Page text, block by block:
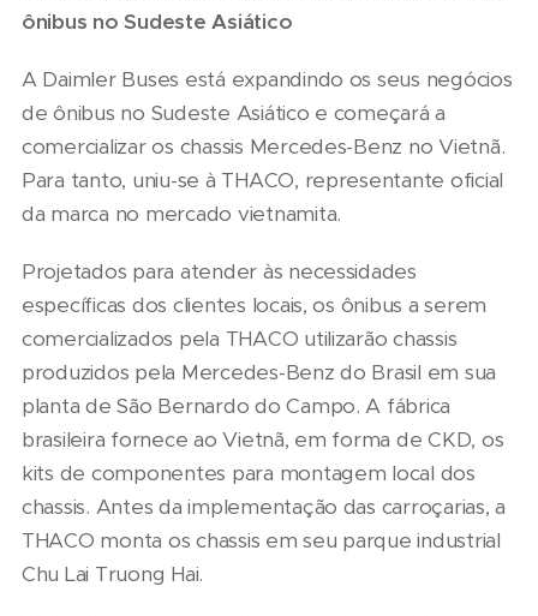
ônibus no Sudeste Asiático
A Daimler Buses está expandindo os seus negócios
de ônibus no Sudeste Asiático e começará a
comercializar os chassis Mercedes-Benz no Vietnã.
Para tanto, uniu-se à THACO, representante oficial
da marca no mercado vietnamita.
Projetados para atender às necessidades
específicas dos clientes locais, os ônibus a serem
comercializados pela THACO utilizarão chassis
produzidos pela Mercedes-Benz do Brasil em sua
planta de São Bernardo do Campo. A fábrica
brasileira fornece ao Vietnã, em forma de CKD, os
kits de componentes para montagem local dos
chassis. Antes da implementação das carroçarias, a
THACO monta os chassis em seu parque industrial
Chu Lai Truong Hai.